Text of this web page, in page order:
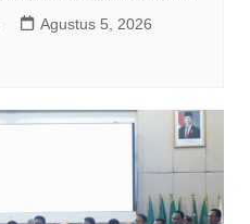
Agustus 5, 2026